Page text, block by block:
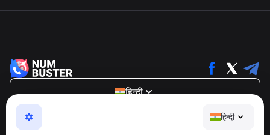
हिन्दी
हिन्दी
NumBuster © 2013—2026 ·
support@numbuster.com
एक उपयोग में आसान ऐप जो आपको फोन घोटालों, स्पैम और अवांछित संदेशों